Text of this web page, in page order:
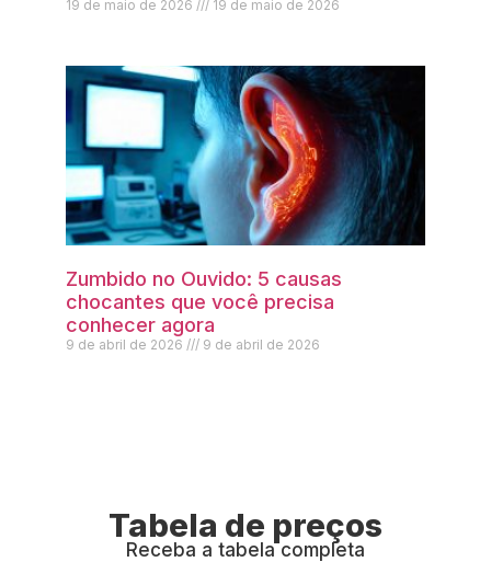
19 de maio de 2026 19 de maio de 2026
Zumbido no Ouvido: 5 causas
chocantes que você precisa
conhecer agora
9 de abril de 2026 9 de abril de 2026
Tabela de preços
Receba a tabela completa